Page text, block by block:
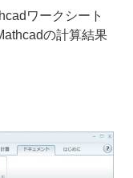
ワークシート
の計算結果